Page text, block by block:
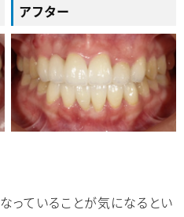
アフター
っていることが気になるとい